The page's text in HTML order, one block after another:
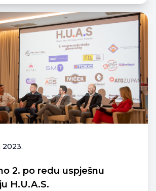
2023.
2. po redu uspješnu
H.U.A.S.